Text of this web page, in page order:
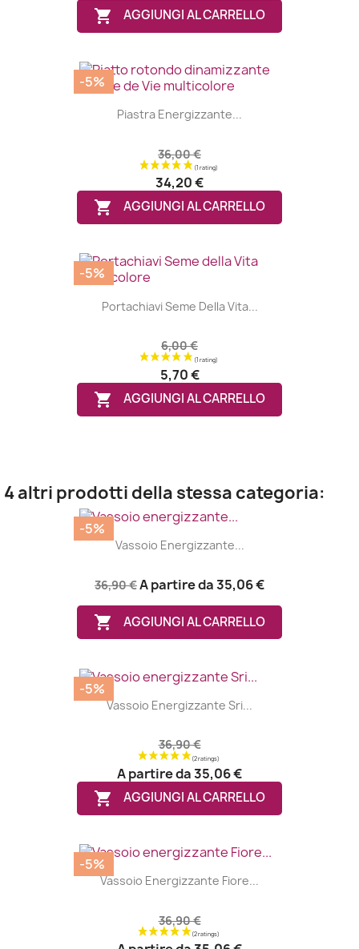
 AGGIUNGI AL CARRELLO
Piastra Energizzante...
36,00 €
34,20 €
 AGGIUNGI AL CARRELLO
-5%
Portachiavi Seme Della Vita...
6,00 €
5,70 €
 AGGIUNGI AL CARRELLO
-5%
4 altri prodotti della stessa categoria:
Vassoio Energizzante...
36,90 €A partire da35,06 €
 AGGIUNGI AL CARRELLO
-5%
Vassoio Energizzante Sri...
36,90 €
A partire da35,06 €
 AGGIUNGI AL CARRELLO
-5%
Vassoio Energizzante Fiore...
36,90 €
-5%